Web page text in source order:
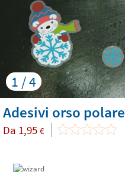
1 / 4
Adesivi orso polare
Da 1,95 €